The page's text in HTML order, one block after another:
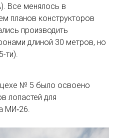
Все менялось в
планов конструкторов
производить
длиной 30 метров, но
ти).
№ 5 было освоено
лопастей для
МИ‑26.